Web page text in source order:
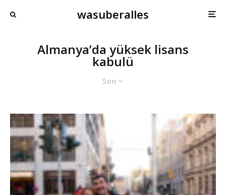
wasuberalles
Almanya’da yüksek lisans
kabulü
Son